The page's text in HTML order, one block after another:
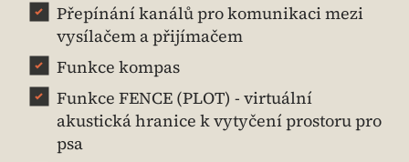
Přepínání kanálů pro komunikaci mezi
vysílačem a přijímačem
Funkce kompas
Funkce FENCE (PLOT) - virtuální
akustická hranice k vytyčení prostoru pro
psa